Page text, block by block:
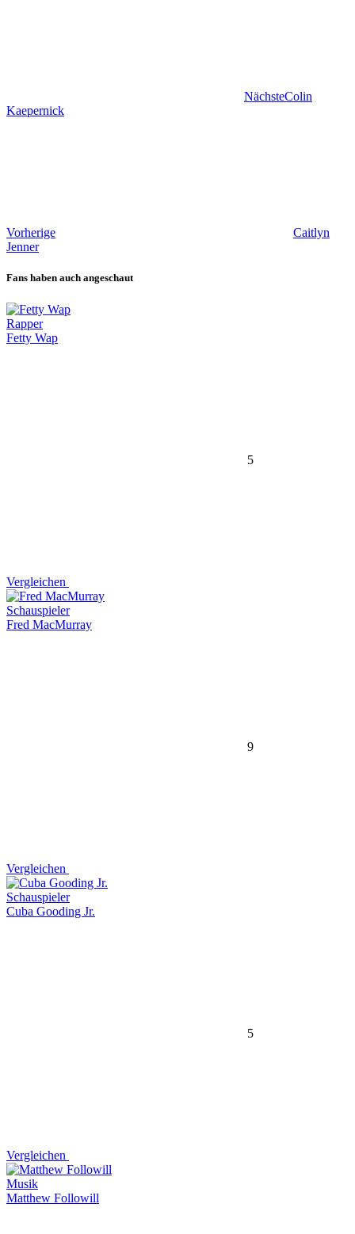
NächsteColin
Kaepernick
Vorherige
Caitlyn
Jenner
Fans haben auch angeschaut
Rapper
Fetty Wap
5
Vergleichen
Schauspieler
Fred MacMurray
9
Vergleichen
Schauspieler
Cuba Gooding Jr.
5
Vergleichen
Musik
Matthew Followill